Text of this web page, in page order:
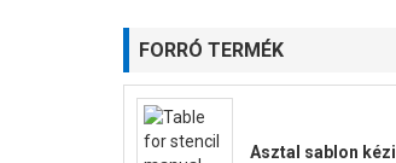
FORRÓ TERMÉK
Asztal sablon kézi